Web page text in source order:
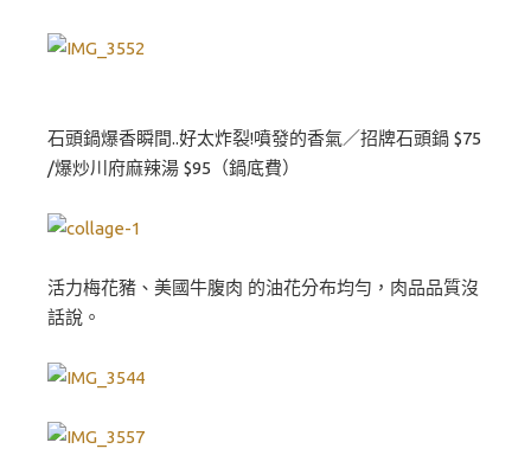
石頭鍋爆香瞬間..好太炸裂!噴發的香氣／招牌石頭鍋 $75
/爆炒川府麻辣湯 $95（鍋底費）
活力梅花豬、美國牛腹肉 的油花分布均勻，肉品品質沒
話說。